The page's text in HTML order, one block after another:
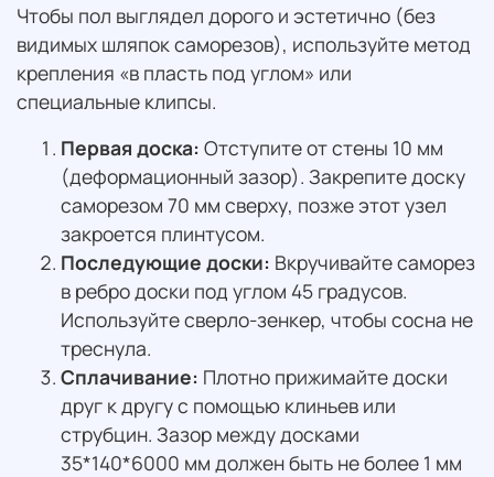
Чтобы пол выглядел дорого и эстетично (без
видимых шляпок саморезов), используйте метод
крепления «в пласть под углом» или
специальные клипсы.
Первая доска: Отступите от стены 10 мм
(деформационный зазор). Закрепите доску
саморезом 70 мм сверху, позже этот узел
закроется плинтусом.
Последующие доски: Вкручивайте саморез
в ребро доски под углом 45 градусов.
Используйте сверло-зенкер, чтобы сосна не
треснула.
Сплачивание: Плотно прижимайте доски
друг к другу с помощью клиньев или
струбцин. Зазор между досками
35*140*6000 мм должен быть не более 1 мм